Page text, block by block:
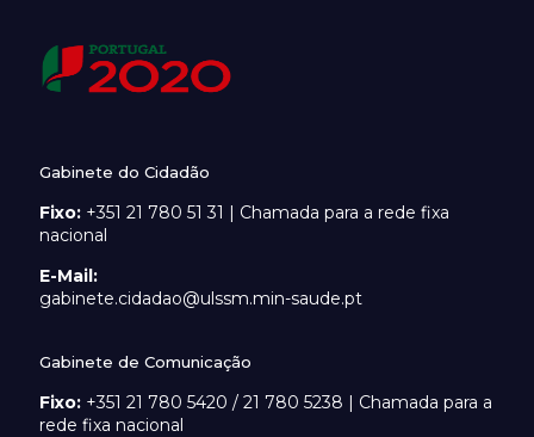
Gabinete do Cidadão
Fixo: +351 21 780 51 31 | Chamada para a rede fixa
nacional
E-Mail:
gabinete.cidadao@ulssm.min-saude.pt
Gabinete de Comunicação
Fixo: +351 21 780 5420 / 21 780 5238 | Chamada para a
rede fixa nacional